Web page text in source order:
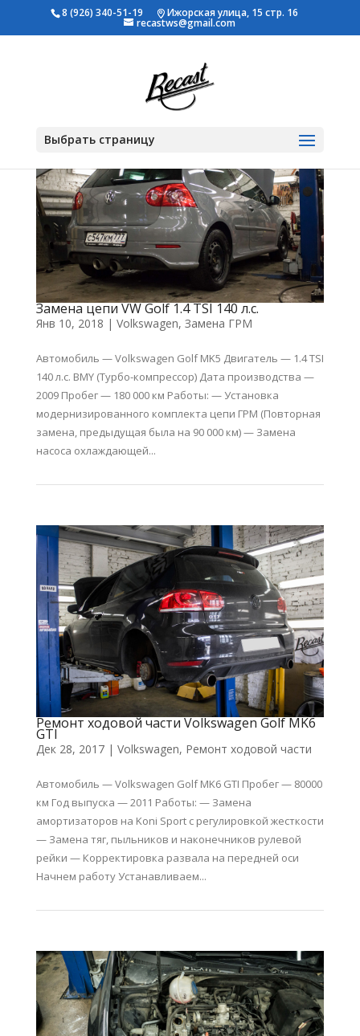
8 (926) 340-51-19 Ижорская улица, 15 стр. 16
recastws@gmail.com
Выбрать страницу
Замена цепи VW Golf 1.4 TSI 140 л.с.
Янв 10, 2018 | Volkswagen, Замена ГРМ
Автомобиль — Volkswagen Golf MK5 Двигатель — 1.4 TSI
140 л.с. BMY (Турбо-компрессор) Дата производства —
2009 Пробег — 180 000 км Работы: — Установка
модернизированного комплекта цепи ГРМ (Повторная
замена, предыдущая была на 90 000 км) — Замена
насоса охлаждающей...
Ремонт ходовой части Volkswagen Golf MK6
GTI
Дек 28, 2017| Volkswagen, Ремонт ходовой части
Автомобиль — Volkswagen Golf MK6 GTI Пробег — 80000
км Год выпуска — 2011 Работы: — Замена
амортизаторов на Koni Sport c регулировкой жесткости
— Замена тяг, пыльников и наконечников рулевой
рейки — Корректировка развала на передней оси
Начнем работу Устанавливаем...